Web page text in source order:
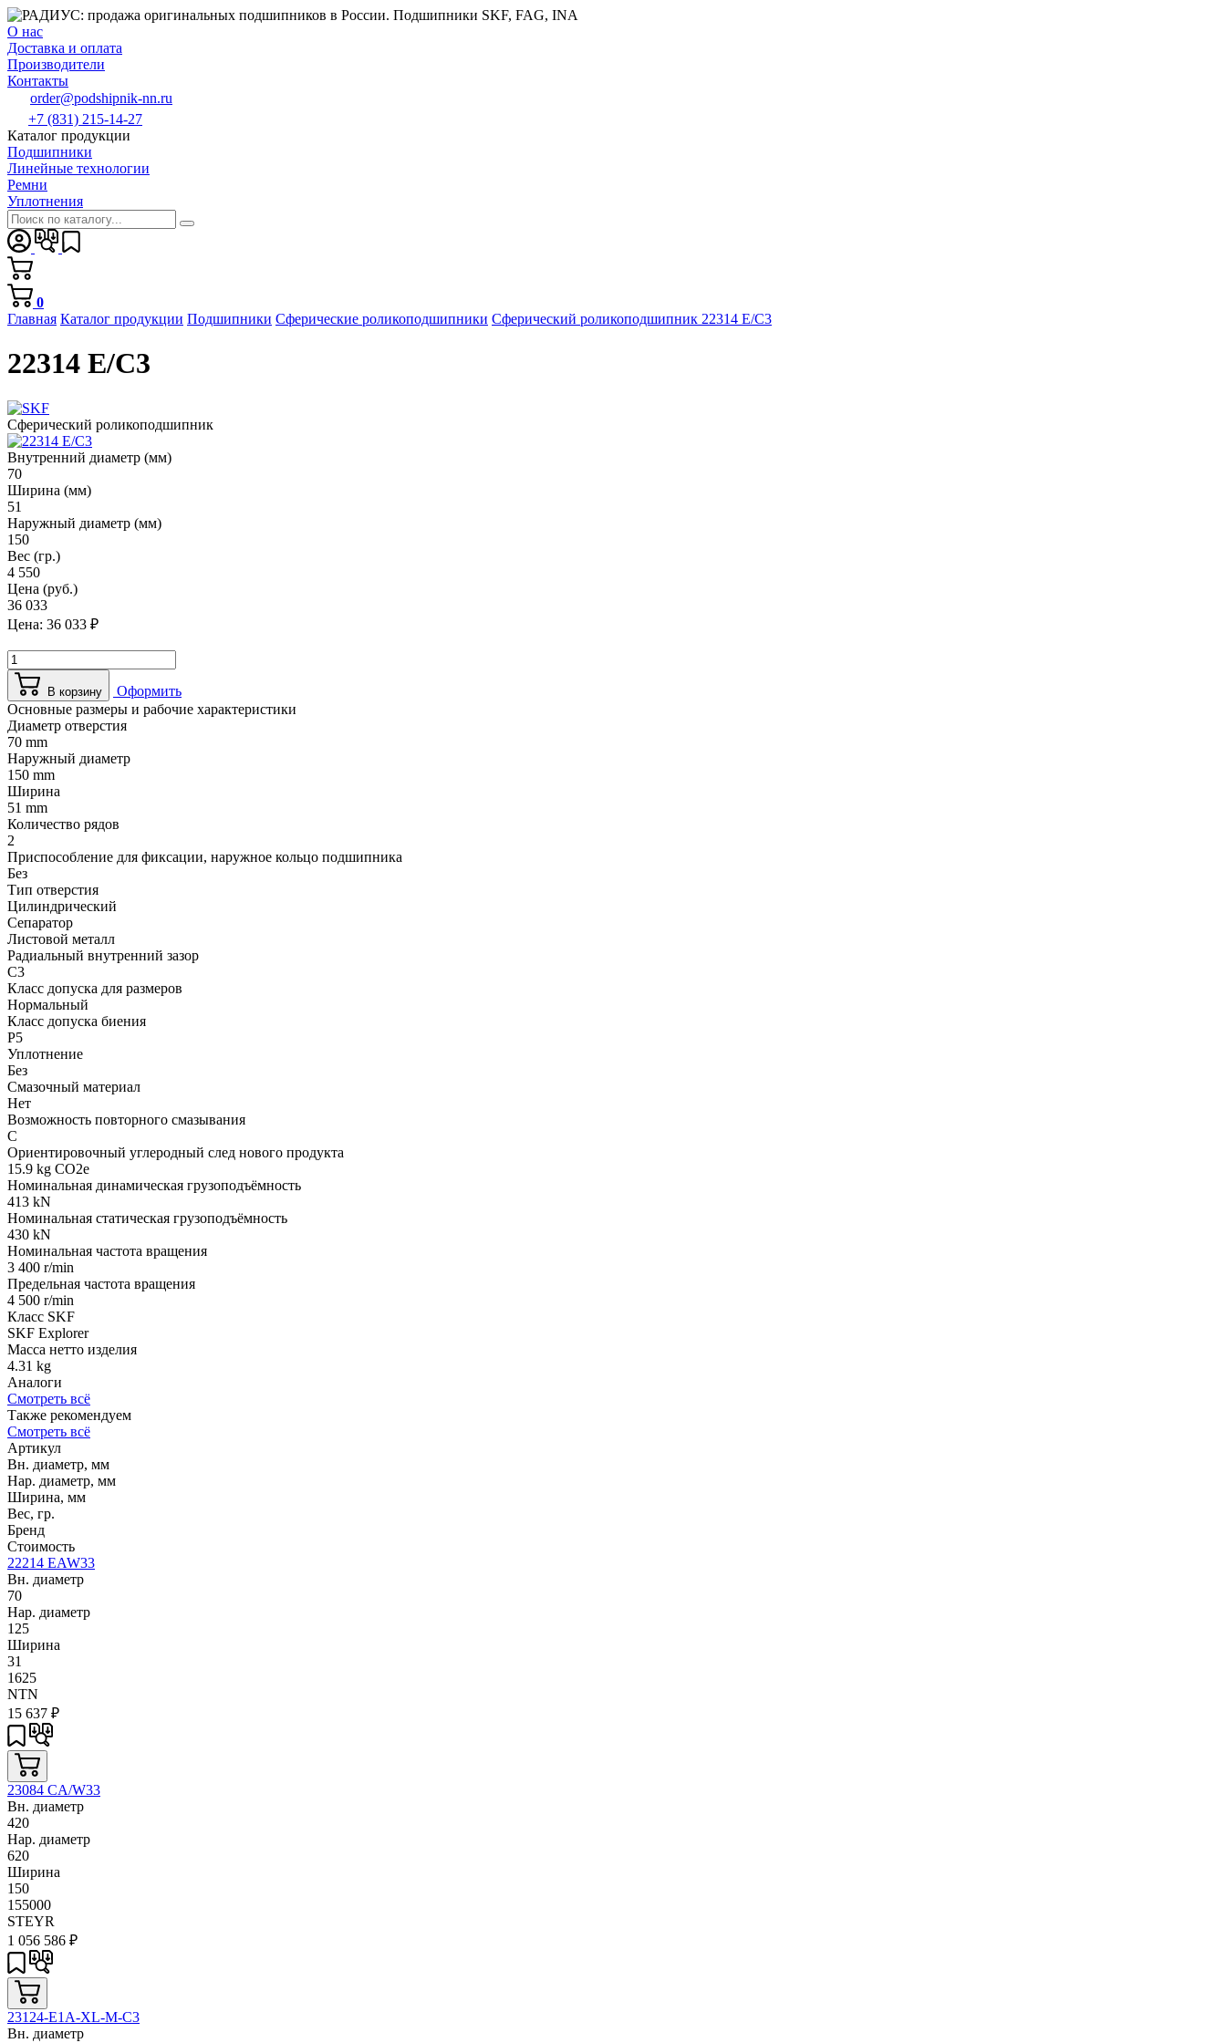
О нас
Доставка и оплата
Производители
Контакты
order@podshipnik-nn.ru
+7 (831) 215-14-27
Каталог продукции
Подшипники
Линейные технологии
Ремни
Уплотнения
0
Главная Каталог продукции Подшипники Сферические роликоподшипники Сферический роликоподшипник 22314 E/C3
22314 E/C3
Сферический роликоподшипник
Внутренний диаметр (мм)
70
Ширина (мм)
51
Наружный диаметр (мм)
150
Вес (гр.)
4 550
Цена (руб.)
36 033
Цена: 36 033 ₽
В корзину
Оформить
Основные размеры и рабочие характеристики
Диаметр отверстия
70 mm
Наружный диаметр
150 mm
Ширина
51 mm
Количество рядов
2
Приспособление для фиксации, наружное кольцо подшипника
Без
Тип отверстия
Цилиндрический
Сепаратор
Листовой металл
Радиальный внутренний зазор
C3
Класс допуска для размеров
Нормальный
Класс допуска биения
P5
Уплотнение
Без
Смазочный материал
Нет
Возможность повторного смазывания
С
Ориентировочный углеродный след нового продукта
15.9 kg CO2e
Номинальная динамическая грузоподъёмность
413 kN
Номинальная статическая грузоподъёмность
430 kN
Номинальная частота вращения
3 400 r/min
Предельная частота вращения
4 500 r/min
Класс SKF
SKF Explorer
Масса нетто изделия
4.31 kg
Аналоги
Смотреть всё
Также рекомендуем
Смотреть всё
Артикул
Вн. диаметр, мм
Нар. диаметр, мм
Ширина, мм
Вес, гр.
Бренд
Стоимость
22214 EAW33
Вн. диаметр
70
Нар. диаметр
125
Ширина
31
1625
NTN
15 637 ₽
23084 CA/W33
Вн. диаметр
420
Нар. диаметр
620
Ширина
150
155000
STEYR
1 056 586 ₽
23124-E1A-XL-M-C3
Вн. диаметр